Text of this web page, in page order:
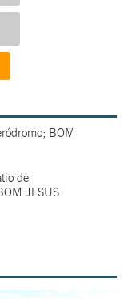
BOM
de
JESUS